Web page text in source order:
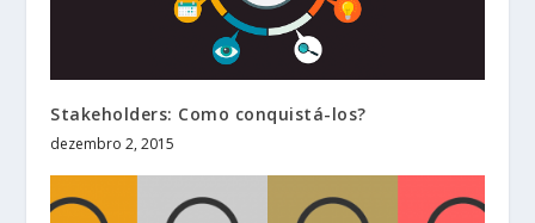
Stakeholders: Como conquistá-los?
dezembro 2, 2015